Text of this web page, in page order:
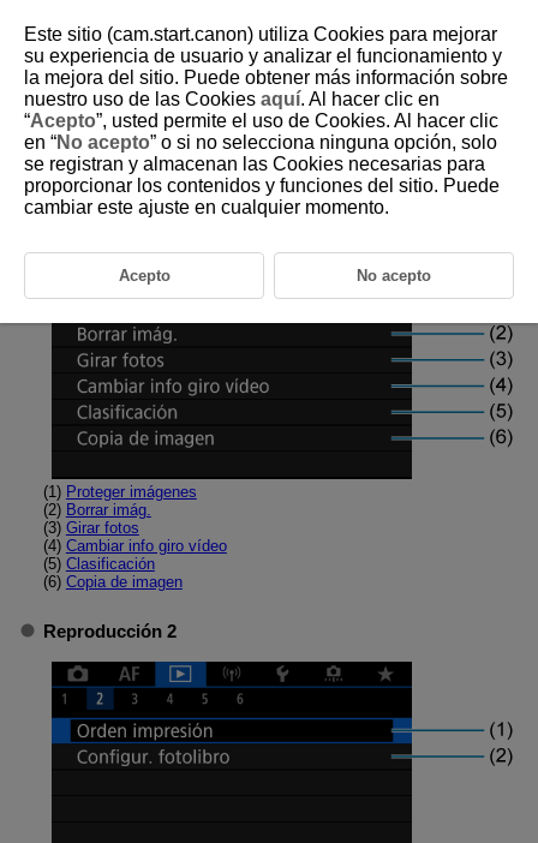
D180-136
Menús de fichas: Reproducción
Reproducción 1
(1) Proteger imágenes
(2) Borrar imág.
(3) Girar fotos
(4) Cambiar info giro vídeo
(5) Clasificación
(6) Copia de imagen
Reproducción 2
Este sitio (cam.start.canon) utiliza Cookies para mejorar
su experiencia de usuario y analizar el funcionamiento y
la mejora del sitio. Puede obtener más información sobre
nuestro uso de las Cookies aquí. Al hacer clic en
“Acepto”, usted permite el uso de Cookies. Al hacer clic
en “No acepto” o si no selecciona ninguna opción, solo
se registran y almacenan las Cookies necesarias para
proporcionar los contenidos y funciones del sitio. Puede
cambiar este ajuste en cualquier momento.
Acepto No acepto